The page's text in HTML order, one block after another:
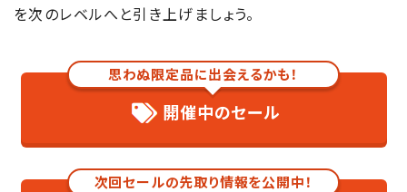
【準備編】グリスガンの使い方
グリス直入タイプ
【注入編】グリスガンの使い方
グリスニップルとノズルを確認する
グリスを注入する
を次のレベルへと引き上げましょう。
思わぬ限定品に出会えるかも！
開催中のセール
次回セールの先取り情報を公開中！